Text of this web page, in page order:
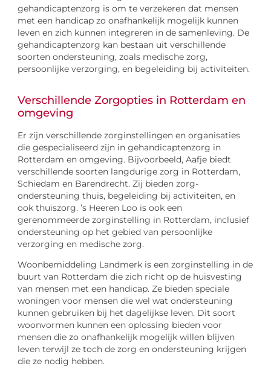
gehandicaptenzorg is om te verzekeren dat mensen
met een handicap zo onafhankelijk mogelijk kunnen
leven en zich kunnen integreren in de samenleving. De
gehandicaptenzorg kan bestaan uit verschillende
soorten ondersteuning, zoals medische zorg,
persoonlijke verzorging, en begeleiding bij activiteiten.
Verschillende Zorgopties in Rotterdam en
omgeving
Er zijn verschillende zorginstellingen en organisaties
die gespecialiseerd zijn in gehandicaptenzorg in
Rotterdam en omgeving. Bijvoorbeeld, Aafje biedt
verschillende soorten langdurige zorg in Rotterdam,
Schiedam en Barendrecht. Zij bieden zorg-
ondersteuning thuis, begeleiding bij activiteiten, en
ook thuiszorg. ’s Heeren Loo is ook een
gerenommeerde zorginstelling in Rotterdam, inclusief
ondersteuning op het gebied van persoonlijke
verzorging en medische zorg.
Woonbemiddeling Landmerk is een zorginstelling in de
buurt van Rotterdam die zich richt op de huisvesting
van mensen met een handicap. Ze bieden speciale
woningen voor mensen die wel wat ondersteuning
kunnen gebruiken bij het dagelijkse leven. Dit soort
woonvormen kunnen een oplossing bieden voor
mensen die zo onafhankelijk mogelijk willen blijven
leven terwijl ze toch de zorg en ondersteuning krijgen
die ze nodig hebben.